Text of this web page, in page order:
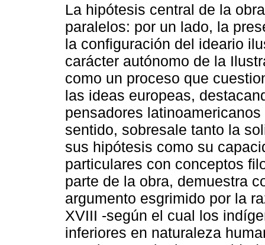
La hipótesis central de la
paralelos: por un lado, la
la configuración del ideario
carácter autónomo de la
como un proceso que
las ideas europeas,
pensadores
sentido, sobresale tanto la
sus hipótesis como su
particulares con conceptos
parte de la obra, demuestra
argumento esgrimido por la
XVIII -según el cual los
inferiores en naturaleza